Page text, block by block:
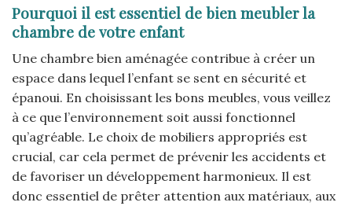
Pourquoi il est essentiel de bien meubler la
chambre de votre enfant
Une chambre bien aménagée contribue à créer un
espace dans lequel l’enfant se sent en sécurité et
épanoui. En choisissant les bons meubles, vous veillez
à ce que l’environnement soit aussi fonctionnel
qu’agréable. Le choix de mobiliers appropriés est
crucial, car cela permet de prévenir les accidents et
de favoriser un développement harmonieux. Il est
donc essentiel de prêter attention aux matériaux, aux